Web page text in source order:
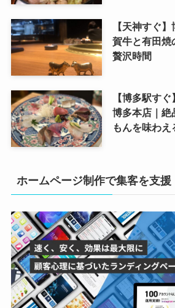
【天神すぐ
賀牛と有田焼
贅沢時間
【博多駅す
博多本店｜絶
もんを味わ
ホームページ制作で集客を支援